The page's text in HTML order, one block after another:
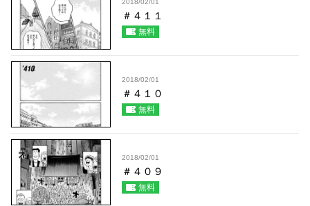
2018/02/01
＃４１１
無料
2018/02/01
＃４１０
無料
2018/02/01
＃４０９
無料